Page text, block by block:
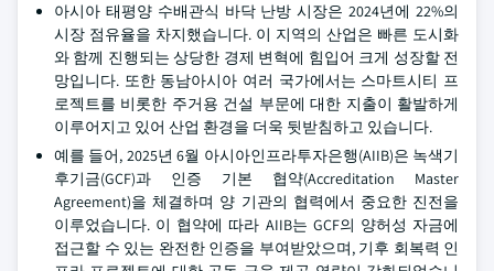
아시아 태평양 수배관식 바닥 난방 시장은 2024년에 22%의
시장 점유율을 차지했습니다. 이 지역의 산업은 빠른 도시화
와 함께 진행되는 상당한 경제 변혁에 힘입어 크게 성장할 전
망입니다. 또한 동남아시아 여러 국가에서는 스마트시티 프
로젝트를 비롯한 주거용 건설 부문에 대한 지출이 활발하게
이루어지고 있어 산업 환경을 더욱 뒷받침하고 있습니다.
예를 들어, 2025년 6월 아시아인프라투자은행(AIIB)은 녹색기
후기금(GCF)과 인증 기본 협약(Accreditation Master
Agreement)을 체결하며 양 기관의 협력에서 중요한 진전을
이루었습니다. 이 협약에 따라 AIIB는 GCF의 양허성 자금에
접근할 수 있는 완전한 인증을 부여받았으며, 기후 회복력 인